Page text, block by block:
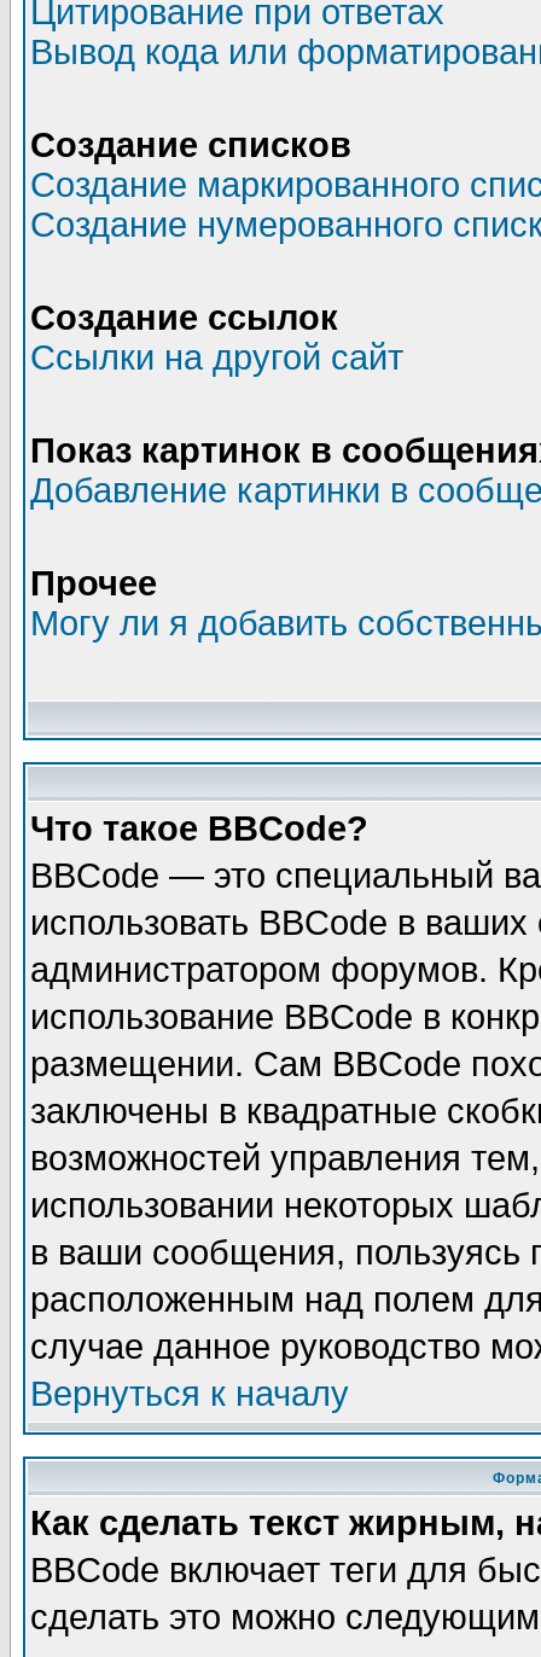
Цитирование при ответах
Вывод кода или
Создание списков
Создание маркированного
Создание нумерованного
Создание ссылок
Ссылки на другой сайт
Показ картинок в
Добавление картинки в
Прочее
Могу ли я добавить
Что такое BBCode?
BBCode — это специальный
использовать BBCode в
администратором форумов.
использование BBCode в
размещении. Сам BBCode
заключены в квадратные
возможностей управления
использовании некоторых
в ваши сообщения,
расположенным над полем
случае данное руководство
Вернуться к началу
Как сделать текст жирным,
BBCode включает теги для
сделать это можно